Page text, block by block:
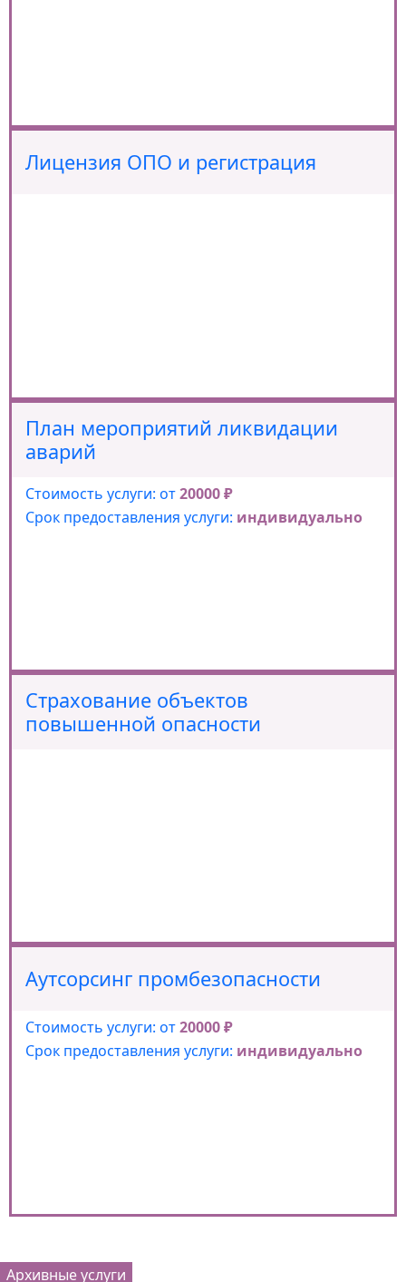
Лицензия ОПО и регистрация
План мероприятий ликвидации
аварий
Стоимость услуги: от20000 ₽
Срок предоставления услуги: индивидуально
Страхование объектов
повышенной опасности
Аутсорсинг промбезопасности
Стоимость услуги: от20000 ₽
Срок предоставления услуги: индивидуально
Архивные услуги